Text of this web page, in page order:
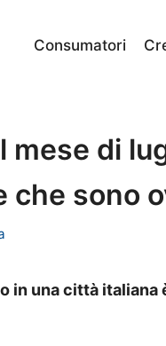
Consumatori
mese di
che sono
in una città